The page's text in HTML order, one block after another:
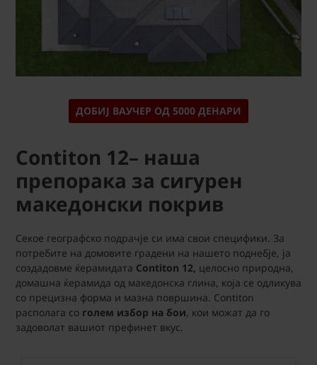
ДОБИЈ ВАУЧЕР ОД 5000 ДЕНАРИ
Contiton 12– наша
препорака за сигурен
македонски покрив
Секое географско подрачје си има свои специфики. За
потребите на домовите градени на нашето поднебје, ја
создадовме ќерамидата Contiton 12, целосно природна,
домашна ќерамида од македонска глина, која се одликува
со прецизна форма и мазна површина. Contiton
располага со голем избор на бои, кои можат да го
задоволат вашиот префинет вкус.